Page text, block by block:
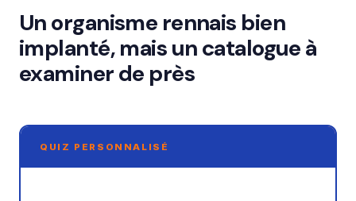
Un organisme rennais bien
implanté, mais un catalogue à
examiner de près
QUIZ PERSONNALISÉ